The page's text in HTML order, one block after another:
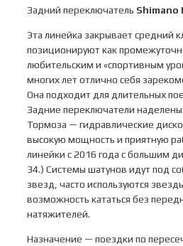
Задний переключатель Shimano
Эта линейка закрывает средний
позиционируют как
любительским и «спортивным
многих лет отлично себя
Она подходит для длительных
Задние переключатели
Тормоза — гидравлические
высокую мощность и приятную
линейки с 2016 года с большим
34.) Системы шатунов идут под
звезд, часто используются
возможность кататься без
натяжителей.
Назначение — поездки по